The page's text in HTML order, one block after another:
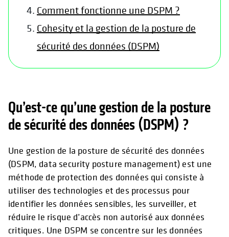
Comment fonctionne une DSPM ?
Cohesity et la gestion de la posture de
sécurité des données (DSPM)
Qu’est-ce qu’une gestion de la posture
de sécurité des données (DSPM) ?
Une gestion de la posture de sécurité des données
(DSPM, data security posture management) est une
méthode de protection des données qui consiste à
utiliser des technologies et des processus pour
identifier les données sensibles, les surveiller, et
réduire le risque d’accès non autorisé aux données
critiques. Une DSPM se concentre sur les données